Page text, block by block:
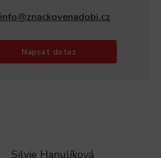
info@znackovenadobi.cz
Napsat dotaz
Silvie Hanulíková